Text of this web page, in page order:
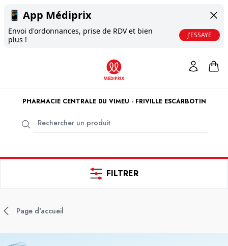
📱 App Médiprix
Envoi d'ordonnances, prise de RDV et bien
plus !
J'ESSAYE
PHARMACIE CENTRALE DU VIMEU - FRIVILLE ESCARBOTIN
FILTRER
Page d'accueil